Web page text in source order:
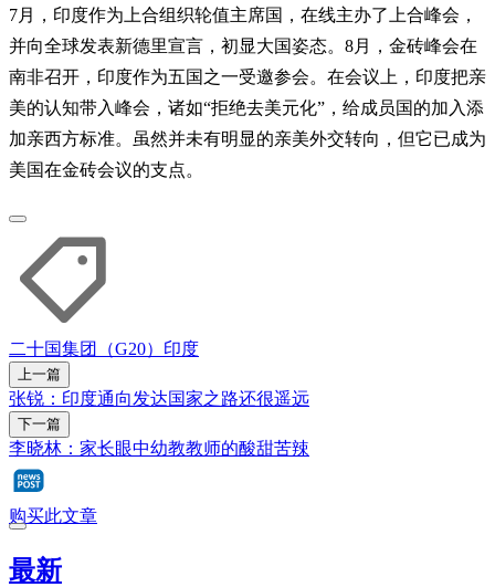
7月，印度作为上合组织轮值主席国，在线主办了上合峰会，
并向全球发表新德里宣言，初显大国姿态。8月，金砖峰会在
南非召开，印度作为五国之一受邀参会。在会议上，印度把亲
美的认知带入峰会，诸如“拒绝去美元化”，给成员国的加入添
加亲西方标准。虽然并未有明显的亲美外交转向，但它已成为
美国在金砖会议的支点。
二十国集团（G20） 印度
上一篇
张锐：印度通向发达国家之路还很遥远
下一篇
李晓林：家长眼中幼教教师的酸甜苦辣
购买此文章
最新